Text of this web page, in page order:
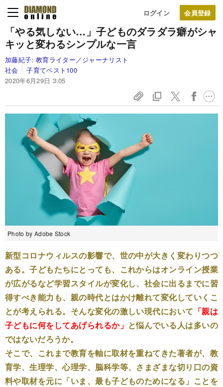
ログイン
「やる気しない…」子どものダラダラ癖がシャ
キッと変わるシンプルな一言
加藤紀子: 教育ライター／ジャーナリスト
社会
子育てベスト100
2020年6月29日 3:05
Photo by Adobe Stock
新型コロナウィルスの影響で、世の中が大きく変わりつつ
ある。子どもたちにとっても、これからはオンライン授業
が広がるなど学習スタイルが変化し、社会に出るまでに習
得すべき能力も、親の時代とはかけ離れて変化していくこ
とが考えられる。そんな変化の激しい現代において 「親は
子どもに何をしてあげられるか」 と悩んでいる人は多いの
ではないだろうか。
そこで、これまで教育を軸に取材を重ねてきた著者が、教
育学、生理学、心理学、脳科学等、さまざまな切り口の資
料や取材を元に「いま、最も子どものためになる」ことを